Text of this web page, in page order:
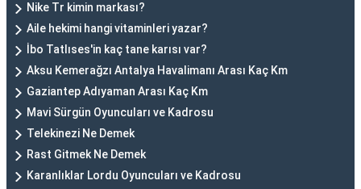
Nike Tr kimin markası?
Aile hekimi hangi vitaminleri yazar?
İbo Tatlıses'in kaç tane karısı var?
Aksu Kemerağzı Antalya Havalimanı Arası Kaç Km
Gaziantep Adıyaman Arası Kaç Km
Mavi Sürgün Oyuncuları ve Kadrosu
Telekinezi Ne Demek
Rast Gitmek Ne Demek
Karanlıklar Lordu Oyuncuları ve Kadrosu